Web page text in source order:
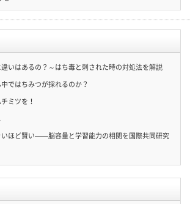
いはあるの？～はち毒と刺された時の対処法を解説
ではちみつが採れるのか？
ミツを！
いほど賢い——脳容量と学習能力の相関を国際共同研究